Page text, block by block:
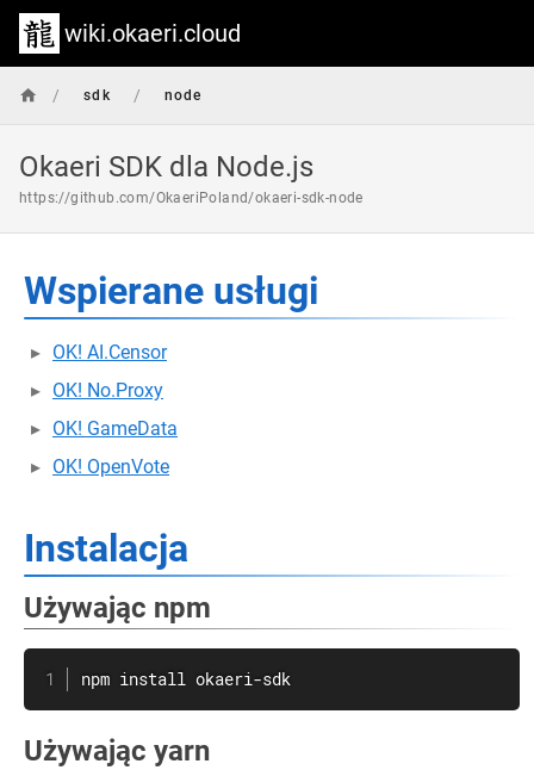
wiki.okaeri.cloud
/ sdk / node
Okaeri SDK dla Node.js
https://github.com/OkaeriPoland/okaeri-sdk-node
Wspierane usługi
OK! AI.Censor
OK! No.Proxy
OK! GameData
OK! OpenVote
Instalacja
Używając npm
npm install okaeri-sdk
Używając yarn